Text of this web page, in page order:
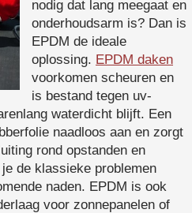
nodig dat lang meegaat en
onderhoudsarm is? Dan is
EPDM de ideale
oplossing. EPDM daken
voorkomen scheuren en
is bestand tegen uv-
waterdicht blijft. Een
naadloos aan en zorgt
rond opstanden en
de klassieke problemen
naden. EPDM is ook
voor zonnepanelen of